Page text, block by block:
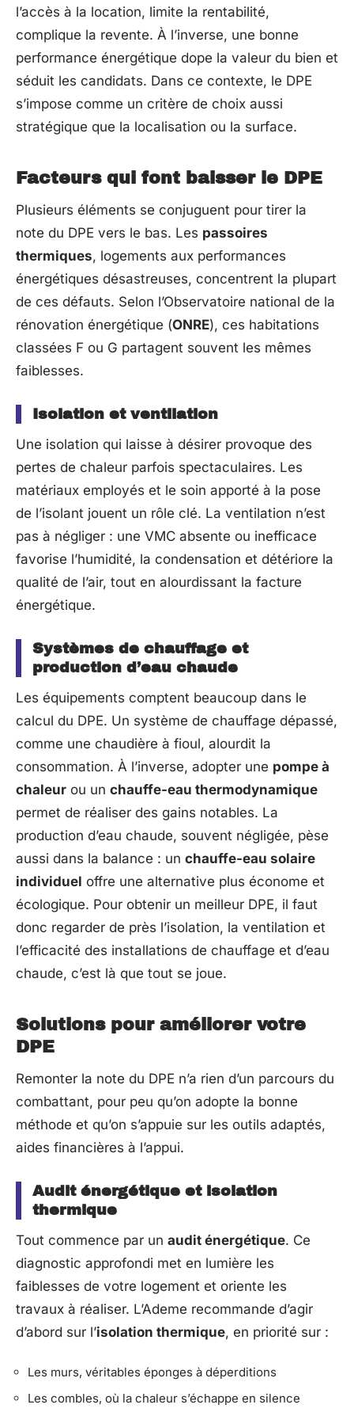
l’accès à la location, limite la rentabilité,
complique la revente. À l’inverse, une bonne
performance énergétique dope la valeur du bien et
séduit les candidats. Dans ce contexte, le DPE
s’impose comme un critère de choix aussi
stratégique que la localisation ou la surface.
Facteurs qui font baisser le DPE
Plusieurs éléments se conjuguent pour tirer la
note du DPE vers le bas. Les passoires
thermiques, logements aux performances
énergétiques désastreuses, concentrent la plupart
de ces défauts. Selon l’Observatoire national de la
rénovation énergétique (ONRE), ces habitations
classées F ou G partagent souvent les mêmes
faiblesses.
Isolation et ventilation
Une isolation qui laisse à désirer provoque des
pertes de chaleur parfois spectaculaires. Les
matériaux employés et le soin apporté à la pose
de l’isolant jouent un rôle clé. La ventilation n’est
pas à négliger : une VMC absente ou inefficace
favorise l’humidité, la condensation et détériore la
qualité de l’air, tout en alourdissant la facture
énergétique.
Systèmes de chauffage et
production d’eau chaude
Les équipements comptent beaucoup dans le
calcul du DPE. Un système de chauffage dépassé,
comme une chaudière à fioul, alourdit la
consommation. À l’inverse, adopter une pompe à
chaleur ou un chauffe-eau thermodynamique
permet de réaliser des gains notables. La
production d’eau chaude, souvent négligée, pèse
aussi dans la balance : un chauffe-eau solaire
individuel offre une alternative plus économe et
écologique. Pour obtenir un meilleur DPE, il faut
donc regarder de près l’isolation, la ventilation et
l’efficacité des installations de chauffage et d’eau
chaude, c’est là que tout se joue.
Solutions pour améliorer votre
DPE
Remonter la note du DPE n’a rien d’un parcours du
combattant, pour peu qu’on adopte la bonne
méthode et qu’on s’appuie sur les outils adaptés,
aides financières à l’appui.
Audit énergétique et isolation
thermique
Tout commence par un audit énergétique. Ce
diagnostic approfondi met en lumière les
faiblesses de votre logement et oriente les
travaux à réaliser. L’Ademe recommande d’agir
d’abord sur l’isolation thermique, en priorité sur :
Les murs, véritables éponges à déperditions
Les combles, où la chaleur s’échappe en silence